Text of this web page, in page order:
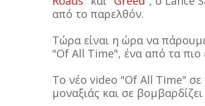
από το παρελθόν.
Τώρα είναι η ώρα να
"Of All Time", ένα από τα πιο
Tο νέο video "Of All Time" σε
μοναξιάς και σε